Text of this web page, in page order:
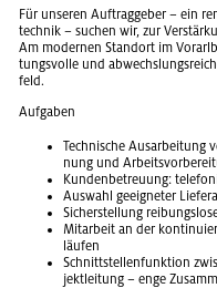
Für un­se­ren Auf­trag­ge­ber – ein
tech­nik – su­chen wir, zur
Am mo­der­nen Stand­ort im
tungs­vol­le und
feld.
Auf­ga­ben
Tech­ni­sche Aus­ar­bei­tung
nung und
Kun­den­be­treu­ung:
Aus­wahl ge­eig­ne­ter
Si­cher­stel­lung
Mit­ar­beit an der
läu­fen
Schnitt­stel­len­funk­ti­on
jekt­lei­tung – enge